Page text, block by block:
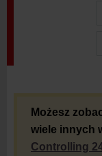
Możesz
wiele innych
Controlling